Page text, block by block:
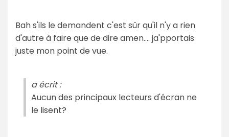
Bah s'ils le demandent c'est sûr qu'il n'y a rien
d'autre à faire que de dire amen.... ja'pportais
juste mon point de vue.
a écrit :
Aucun des principaux lecteurs d'écran ne
le lisent?